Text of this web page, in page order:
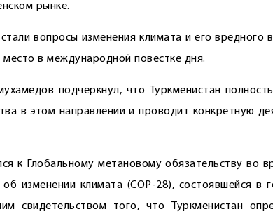
рынке.
вопросы изменения климата и его вредного
в международной повестке дня.
подчеркнул, что Туркменистан
в этом направлении и проводит конкретную
к Глобальному метановому обязательству во
изменении климата (COP-28), состоявшейся
свидетельством того, что Туркменистан